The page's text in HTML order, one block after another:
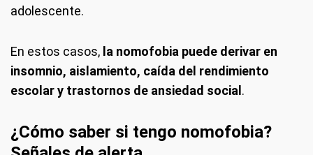
adolescente.
En estos casos, la nomofobia puede derivar en
insomnio, aislamiento, caída del rendimiento
escolar y trastornos de ansiedad social .
¿Cómo saber si tengo nomofobia?